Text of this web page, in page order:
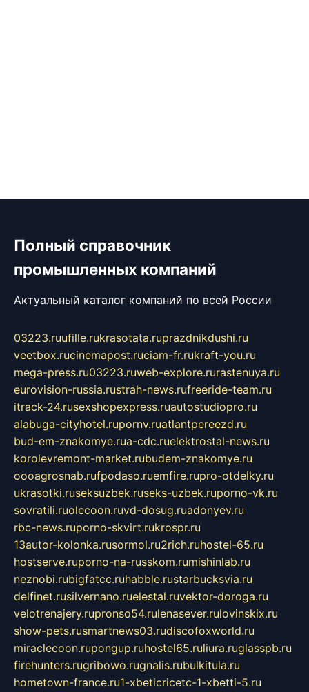
Полный справочник
промышленных компаний
Актуальный каталог компаний по всей России
03223.ruufille.rukrasotata.ruprazdnikdushi.ru
veetbox.rucinemapost.ruciam-fr.rukraft-you.ru
mega-press.ru03223.ruweb-explore.rurastenuya.ru
eurovision-russia.rustrah-news.rufreeride-team.ru
itrack-24.rusexshopexpress.ruautostudiopro.ru
alabuga-cityhotel.rupornv.ruatlantpereezd.ru
bud-em-znakomye.rua-cdc.ruelektrostal-news.ru
korolevremont-market.rubudem-znakomye.ru
oooagrosnab.rufpodaso.ruemfire.rupro-otdelky.ru
ukrasotki.ruseksuzbek.ruseks-uzbek.ruporno-vk.ru
sovratili.ruolecoon.ruvd-dosug.ruadonyev.ru
rbc-news.ruporno-skvirt.rukrospr.ru
13autor-kolonka.rusormol.ru2rich.ruhostel-65.ru
hostserve.ruporno-na-russkom.rumishinlab.ru
neznobi.rubigfatcc.ruhabble.rustarbucksvia.ru
delfinet.rusilvernano.ruelestal.ruvektor-doroga.ru
velotrenajery.rupronso54.rulenasever.rulovinskix.ru
show-pets.rusmartnews03.rudiscofoxworld.ru
miraclecoon.rupongup.ruhostel65.ruliura.ruglasspb.ru
firehunters.rugribowo.rugnalis.rubulkitula.ru
hometown-france.ru1-xbeticricetc-1-xbetti-5.ru